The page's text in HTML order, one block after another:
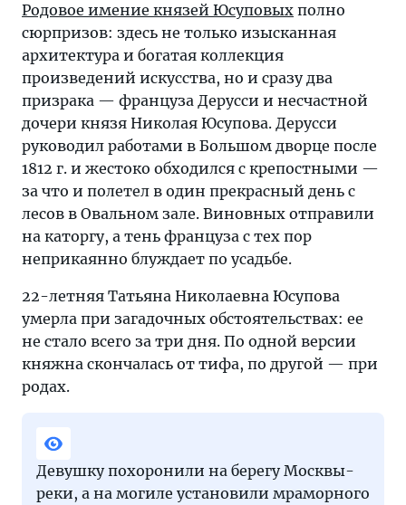
страшных
вещих
снах,
несчастной
любви
и
беспокойных
привидениях
Родовое имение князей Юсуповых полно
сюрпризов: здесь не только изысканная
архитектура и богатая коллекция
произведений искусства, но и сразу два
призрака — француза Дерусси и несчастной
дочери князя Николая Юсупова. Дерусси
руководил работами в Большом дворце после
1812 г. и жестоко обходился с крепостными —
за что и полетел в один прекрасный день с
лесов в Овальном зале. Виновных отправили
на каторгу, а тень француза с тех пор
неприкаянно блуждает по усадьбе.
22-летняя Татьяна Николаевна Юсупова
умерла при загадочных обстоятельствах: ее
не стало всего за три дня. По одной версии
княжна скончалась от тифа, по другой — при
родах.
Девушку похоронили на берегу Москвы-
реки, а на могиле установили мраморного